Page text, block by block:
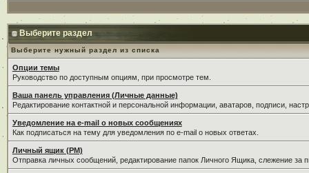
Выберите раздел
Выберите нужный раздел из списка
Опции темы
Руководство по доступным опциям, при просмотре тем.
Ваша панель управления (Личные данные)
Редактирование контактной и персональной информации, аватаров, подписи,
Уведомление на e-mail о новых сообщениях
Как подписаться на тему для уведомления по e-mail о новых ответах.
Личный ящик (PM)
Отправка личных сообщений, редактирование папок Личного Ящика, слежение